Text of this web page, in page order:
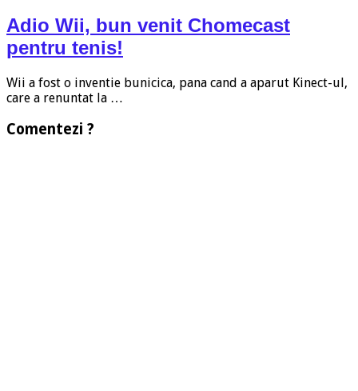
Adio Wii, bun venit Chomecast
pentru tenis!
Wii a fost o inventie bunicica, pana cand a aparut Kinect-ul,
care a renuntat la …
Comentezi ?